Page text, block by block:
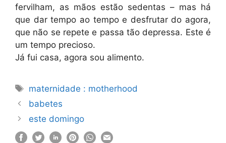
fervilham, as mãos estão sedentas – mas há
que dar tempo ao tempo e desfrutar do agora,
que não se repete e passa tão depressa. Este é
um tempo precioso.
Já fui casa, agora sou alimento.
Etiquetas
maternidade : motherhood
babetes
este domingo